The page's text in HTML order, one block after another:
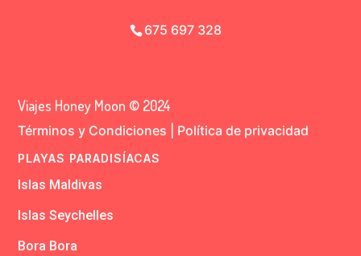
675 697 328
Viajes Honey Moon © 2024
Términos y Condiciones Política de privacidad
PLAYAS PARADISÍACAS
Islas Maldivas
Islas Seychelles
Bora Bora